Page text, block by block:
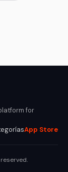
for
App Store